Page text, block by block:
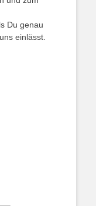
Du genau
einlässt.